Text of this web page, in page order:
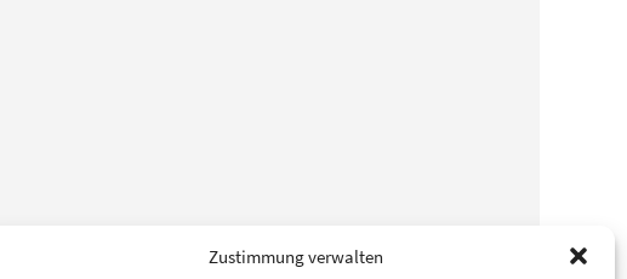
Zustimmung verwalten